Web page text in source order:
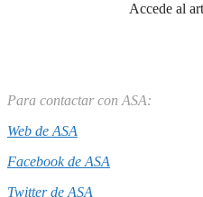
Accede al
Para contactar con ASA:
Web de ASA
Facebook de ASA
Twitter de ASA